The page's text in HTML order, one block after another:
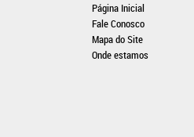
Página Inicial
Fale Conosco
Mapa do Site
Onde estamos